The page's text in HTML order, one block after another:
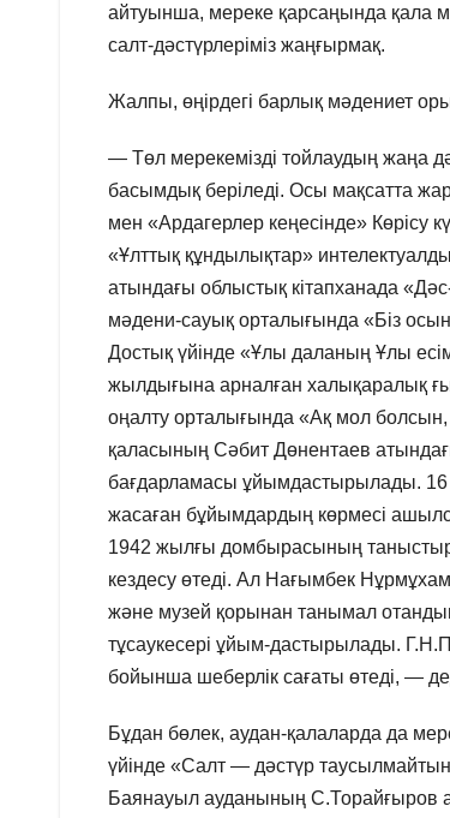
айтуынша, мереке қарсаңында қала
салт-дәстүрлеріміз жаңғырмақ.
Жалпы, өңірдегі барлық мәдениет
— Төл мерекемізді тойлаудың жаңа
басымдық беріледі. Осы мақсатта
мен «Ардагерлер кеңесінде» Көрісу
«Ұлттық құндылықтар»
атындағы облыстық кітапханада
мәдени-сауық орталығында «Біз
Достық үйінде «Ұлы даланың Ұлы
жылдығына арналған халықаралық
оңалту орталығында «Ақ мол
қаласының Сәбит Дөнентаев
бағдарламасы ұйымдастырылады.
жасаған бұйымдардың көрмесі
1942 жылғы домбырасының
кездесу өтеді. Ал Нағымбек
және музей қорынан танымал отандық
тұсаукесері ұйым-дастырылады.
бойынша шеберлік сағаты өтеді, —
Бұдан бөлек, аудан-қалаларда да
үйінде «Салт — дәстүр
Баянауыл ауданының С.Торайғыров